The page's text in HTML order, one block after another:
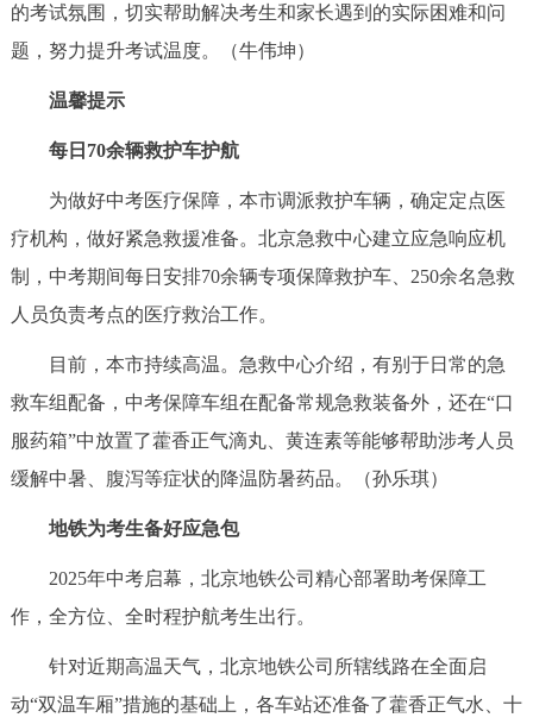
ESPAÑOL العربية PORTUGUÊS
ITALIANO
的考试氛围，切实帮助解决考生和家长遇到的实际困难和问
题，努力提升考试温度。
（牛伟坤）
温馨提示
每日70余辆救护车护航
为做好中考医疗保障，本市调派救护车辆，确定定点医
疗机构，做好紧急救援准备。北京急救中心建立应急响应机
制，中考期间每日安排70余辆专项保障救护车、250余名急救
人员负责考点的医疗救治工作。
目前，本市持续高温。急救中心介绍，有别于日常的急
救车组配备，中考保障车组在配备常规急救装备外，还在“口
服药箱”中放置了藿香正气滴丸、黄连素等能够帮助涉考人员
缓解中暑、腹泻等症状的降温防暑药品。
（孙乐琪）
地铁为考生备好应急包
2025年中考启幕，北京地铁公司精心部署助考保障工
作，全方位、全时程护航考生出行。
针对近期高温天气，北京地铁公司所辖线路在全面启
动“双温车厢”措施的基础上，各车站还准备了藿香正气水、十